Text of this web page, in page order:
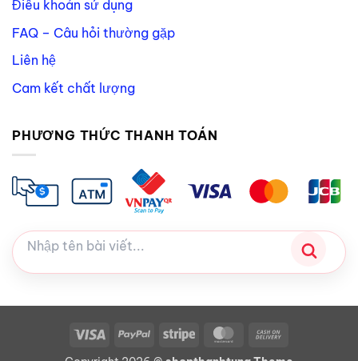
Điều khoản sử dụng
FAQ – Câu hỏi thường gặp
Liên hệ
Cam kết chất lượng
PHƯƠNG THỨC THANH TOÁN
Visa PayPal Stripe MasterCard